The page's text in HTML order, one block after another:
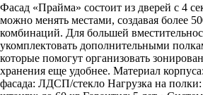
Фасад «Прайма» состоит из дверей с 4
можно менять местами, создавая более
комбинаций. Для большей
укомплектовать дополнительными
которые помогут организовать
хранения еще удобнее. Материал
фасада: ЛДСП/стекло Нагрузка на полки: